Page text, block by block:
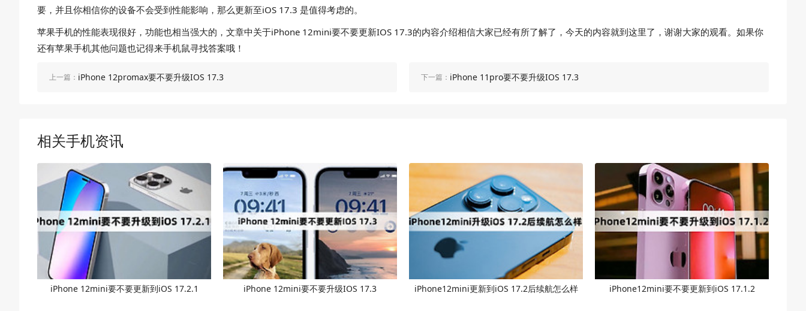
要，并且你相信你的设备不会受到性能影响，那么更新至iOS 17.3 是值得考虑的。
苹果手机的性能表现很好，功能也相当强大的，文章中关于iPhone 12mini要不要更新IOS 17.3的内容介绍相信大家已经有所了解了，今天的内容就到这里了，谢谢大家的观看。如果你
还有苹果手机其他问题也记得来手机鼠寻找答案哦！
上一篇： iPhone 12promax要不要升级IOS 17.3 下一篇： iPhone 11pro要不要升级IOS 17.3
相关手机资讯
iPhone 12mini要不要更新到iOS 17.2.1 iPhone 12mini要不要升级IOS 17.3 iPhone12mini更新到iOS 17.2后续航怎么样 iPhone12mini要不要更新到iOS 17.1.2